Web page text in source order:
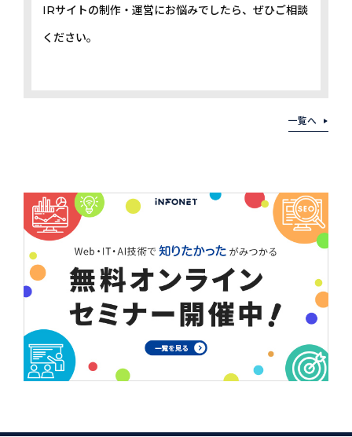
IRサイトの制作・運営にお悩みでしたら、ぜひご相談
ください。
一覧へ